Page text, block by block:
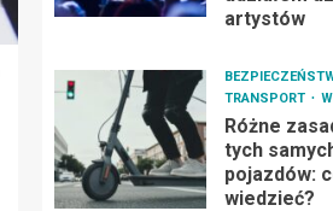
artystów
TRANSPORT
Różne
tych
pojazdów:
wiedzieć?